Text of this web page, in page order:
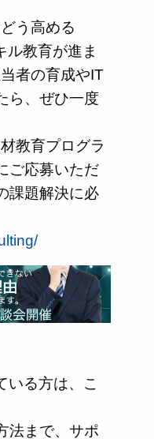
う高める
ル教育が進ま
者の育成やIT
ら、ぜひ一度
教育プログラ
ご応募いただ
課題解決に必
いる方は、こ
法まで、サポ